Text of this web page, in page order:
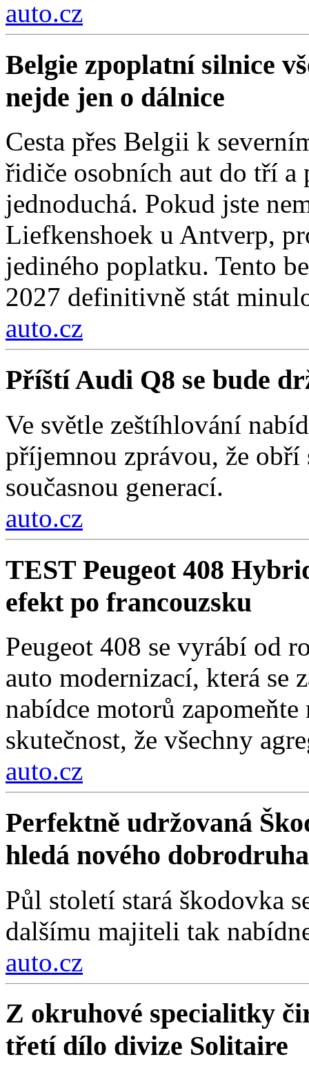
auto.cz
Belgie zpoplatní silnice
nejde jen o dálnice
Cesta přes Belgii k
řidiče osobních aut do tří
jednoduchá. Pokud jste
Liefkenshoek u Antverp,
jediného poplatku. Tento
2027 definitivně stát
auto.cz
Příští Audi Q8 se bude
Ve světle zeštíhlování
příjemnou zprávou, že
současnou generací.
auto.cz
TEST Peugeot 408
efekt po francouzsku
Peugeot 408 se vyrábí od
auto modernizací, která se
nabídce motorů
skutečnost, že všechny
auto.cz
Perfektně udržovaná
hledá nového
Půl století stará škodovka
dalšímu majiteli tak
auto.cz
Z okruhové specialitky
třetí dílo divize Solitaire